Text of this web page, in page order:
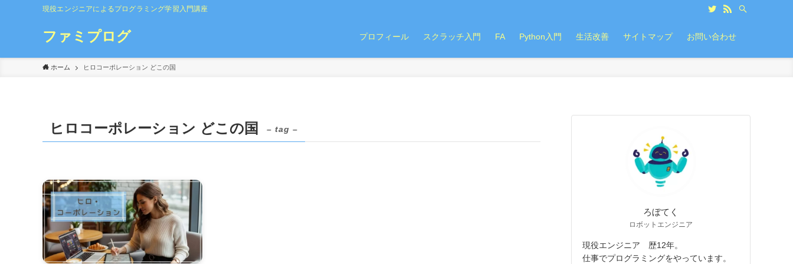
現役エンジニアによるプログラミング学習入門講座
ファミプログ プロフィール スクラッチ入門 FA Python入門 生活改善 サイトマップ お問い合わせ
ホーム ヒロコーポレーション どこの国
ヒロコーポレーション どこの国 – tag –
ろぼてく
ロボットエンジニア
現役エンジニア 歴12年。
仕事でプログラミングをやっています。